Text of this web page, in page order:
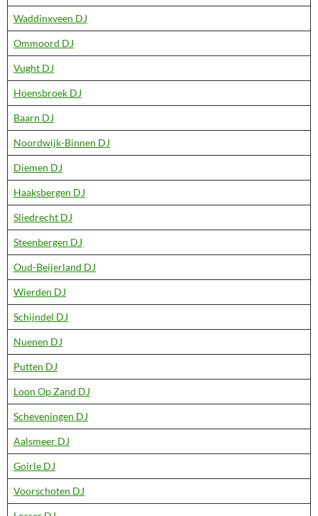
Waddinxveen DJ
Ommoord DJ
Vught DJ
Hoensbroek DJ
Baarn DJ
Noordwijk-Binnen DJ
Diemen DJ
Haaksbergen DJ
Sliedrecht DJ
Steenbergen DJ
Oud-Beijerland DJ
Wierden DJ
Schijndel DJ
Nuenen DJ
Putten DJ
Loon Op Zand DJ
Scheveningen DJ
Aalsmeer DJ
Goirle DJ
Voorschoten DJ